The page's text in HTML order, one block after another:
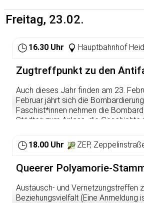
https://osm.org/go/
Eine Anmeldung ist nicht zwingend
Freitag, 23.02.
16.30 Uhr Hauptbahnhof
Zugtreffpunkt zu den
Auch dieses Jahr finden am 23.
Februar jährt sich die
Faschist*innen nehmen die
Städten zum Anlass, die
Wartberg veranstalten Nazis jedes
2002 antifaschistische
gemeinsame Anreise: Am 23.
18.00 Uhr ZEP,
Queerer Polyamorie-
Austausch- und Vernetzungstreffen
Beziehungsvielfalt (Eine Anmeldung